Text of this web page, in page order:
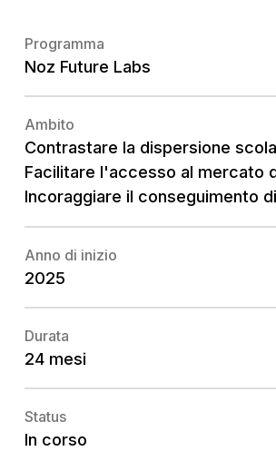
Programma
Noz Future Labs
Ambito
Contrastare la dispersione
Facilitare l'accesso al mercato
Incoraggiare il conseguimento
Anno di inizio
2025
Durata
24 mesi
Status
In corso